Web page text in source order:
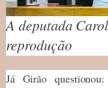
A deputada
reprodução
Já Girão